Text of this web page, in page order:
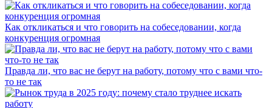
Как откликаться и что говорить на собеседовании, когда
конкуренция огромная
Правда ли, что вас не берут на работу, потому что с вами что-
то не так